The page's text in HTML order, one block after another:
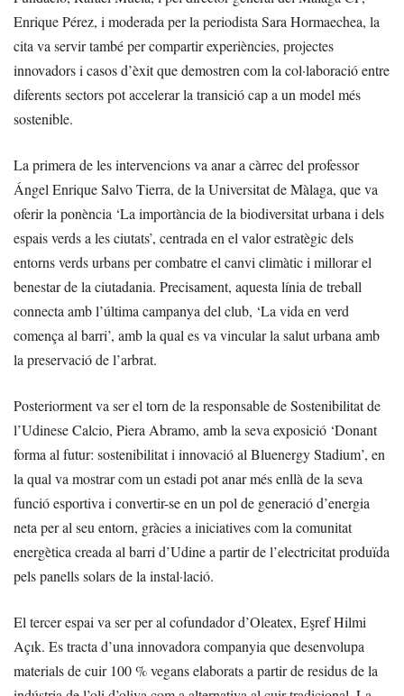
Enrique Pérez, i moderada per la periodista Sara Hormaechea, la
cita va servir també per compartir experiències, projectes
innovadors i casos d’èxit que demostren com la col·laboració entre
diferents sectors pot accelerar la transició cap a un model més
sostenible.
La primera de les intervencions va anar a càrrec del professor
Ángel Enrique Salvo Tierra, de la Universitat de Màlaga, que va
oferir la ponència ‘La importància de la biodiversitat urbana i dels
espais verds a les ciutats’, centrada en el valor estratègic dels
entorns verds urbans per combatre el canvi climàtic i millorar el
benestar de la ciutadania. Precisament, aquesta línia de treball
connecta amb l’última campanya del club, ‘La vida en verd
comença al barri’, amb la qual es va vincular la salut urbana amb
la preservació de l’arbrat.
Posteriorment va ser el torn de la responsable de Sostenibilitat de
l’Udinese Calcio, Piera Abramo, amb la seva exposició ‘Donant
forma al futur: sostenibilitat i innovació al Bluenergy Stadium’, en
la qual va mostrar com un estadi pot anar més enllà de la seva
funció esportiva i convertir-se en un pol de generació d’energia
neta per al seu entorn, gràcies a iniciatives com la comunitat
energètica creada al barri d’Udine a partir de l’electricitat produïda
pels panells solars de la instal·lació.
El tercer espai va ser per al cofundador d’Oleatex, Eşref Hilmi
Açık. Es tracta d’una innovadora companyia que desenvolupa
materials de cuir 100 % vegans elaborats a partir de residus de la